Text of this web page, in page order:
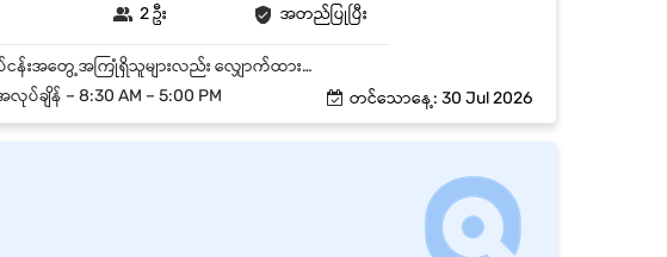
2 ဦး အတည်ပြုပြီး
တက္ကသိုလ်ဘွဲ့ရရှိသူ ဦးစားပေးမည်။(အထက်တန်းအောင်မြင်ပြီး သက်ဆိုင်ရာလုပ်ငန်းအတွေ့အကြုံရှိသူများလည်း လျှောက်ထားနိုင်သည်။) Customer Service၊ Administration သို့မဟုတ် သက်ဆိုင်ရာလုပ်ငန်းအတွေ့အကြုံ အနည်းဆုံး (၁) နှစ်ရှိသူ ဦးစားပေးမည်။ Microsoft Word, Excel နှင့် Email ကို ကောင်းမွန်စွာ အသုံးပြုနိုင်ရမည်။ မြန်မာနှင့် English စာကို ကောင်းမွန်စွာ ရိုက်နှိပ်အသုံးပြုနိုင်ရမည်။ Customer များအား ယဉ်ကျေးပျူငှာစွာ ဝန်ဆောင်မှုပေးနိုင်ပြီး Communication Skills ကောင်းမွန်သူ ဖြစ်ရမည်။ Teamwork ဖြင့် လုပ်ကိုင်နိုင်ပြီး တာဝန်ယူမှုရှိကာ ရေရှည်လက်တွဲလုပ်ကိုင်နိုင်သူ ဖြစ်ရမည်။ သက်ဆိုင်ရာမြို့နယ်နှင့် အနီးတဝိုက်နေထိုင်သူ ဦးစားပေးမည်။
ပ်ချိန် – 8:30 AM – 5:00 PM တင်သောနေ့: 30 Jul 2026